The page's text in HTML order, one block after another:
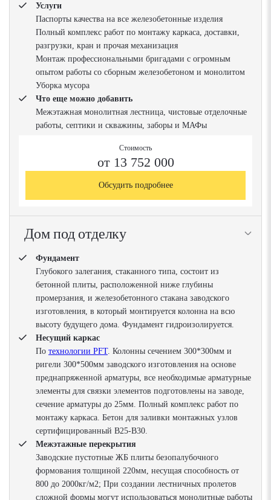
Услуги
Паспорты качества на все железобетонные изделия
Полный комплекс работ по монтажу каркаса, доставки,
разгрузки, кран и прочая механизация
Монтаж профессиональными бригадами с огромным
опытом работы со сборным железобетоном и монолитом
Уборка мусора
Что еще можно добавить
Межэтажная монолитная лестница, чистовые отделочные
работы, септики и скважины, заборы и МАФы
Стоимость
от 13 752 000
Обсудить подробнее
Дом под отделку
Фундамент
Глубокого залегания, стаканного типа, состоит из
бетонной плиты, расположенной ниже глубины
промерзания, и железобетонного стакана заводского
изготовления, в который монтируется колонна на всю
высоту будущего дома. Фундамент гидроизолируется.
Несущий каркас
По технологии PFT. Колонны сечением 300*300мм и
ригели 300*500мм заводского изготовления на основе
преднапряженной арматуры, все необходимые арматурные
элементы для связки элементов подготовлены на заводе,
сечение арматуры до 25мм. Полный комплекс работ по
монтажу каркаса. Бетон для заливки монтажных узлов
сертифицированный В25-В30.
Межэтажные перекрытия
Заводские пустотные ЖБ плиты безопалубочного
формования толщиной 220мм, несущая способность от
800 до 2000кг/м2; При создании лестничных пролетов
сложной формы могут использоваться монолитные работы